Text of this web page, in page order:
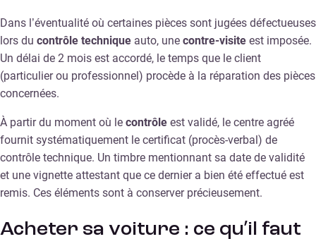
Dans l’éventualité où certaines pièces sont jugées défectueuses
lors du contrôle technique auto, une contre-visite est imposée.
Un délai de 2 mois est accordé, le temps que le client
(particulier ou professionnel) procède à la réparation des pièces
concernées.
À partir du moment où le contrôle est validé, le centre agréé
fournit systématiquement le certificat (procès-verbal) de
contrôle technique. Un timbre mentionnant sa date de validité
et une vignette attestant que ce dernier a bien été effectué est
remis. Ces éléments sont à conserver précieusement.
Acheter sa voiture : ce qu’il faut